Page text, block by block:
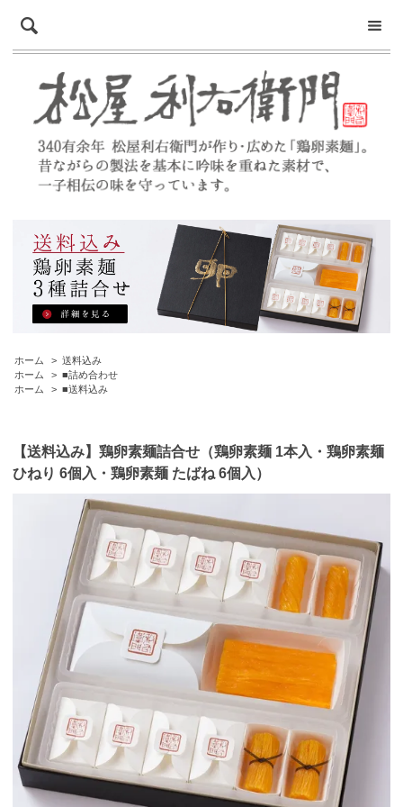
ホーム > 送料込み
ホーム
> ■詰め合わせ
ホーム
> ■送料込み
【送料込み】鶏卵素麺詰合せ（鶏卵素麺 1本入・鶏卵素麺
ひねり 6個入・鶏卵素麺 たばね 6個入）